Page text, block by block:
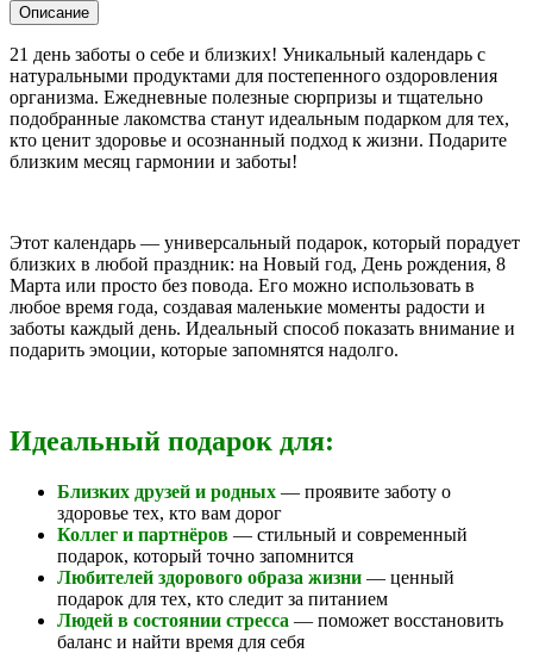
Описание
21 день заботы о себе и близких! Уникальный календарь с
натуральными продуктами для постепенного оздоровления
организма. Ежедневные полезные сюрпризы и тщательно
подобранные лакомства станут идеальным подарком для тех,
кто ценит здоровье и осознанный подход к жизни. Подарите
близким месяц гармонии и заботы!
Этот календарь — универсальный подарок, который порадует
близких в любой праздник: на Новый год, День рождения, 8
Марта или просто без повода. Его можно использовать в
любое время года, создавая маленькие моменты радости и
заботы каждый день. Идеальный способ показать внимание и
подарить эмоции, которые запомнятся надолго.
Идеальный подарок для:
Близких друзей и родных — проявите заботу о
здоровье тех, кто вам дорог
Коллег и партнёров — стильный и современный
подарок, который точно запомнится
Любителей здорового образа жизни — ценный
подарок для тех, кто следит за питанием
Людей в состоянии стресса — поможет восстановить
баланс и найти время для себя